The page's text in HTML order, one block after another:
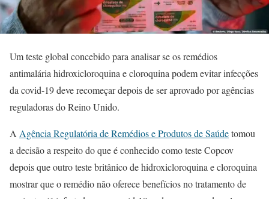
Um teste global concebido para analisar se os remédios
antimalária hidroxicloroquina e cloroquina podem evitar infecções
da covid-19 deve recomeçar depois de ser aprovado por agências
reguladoras do Reino Unido.
A Agência Regulatória de Remédios e Produtos de Saúdetomou
a decisão a respeito do que é conhecido como teste Copcov
depois que outro teste britânico de hidroxicloroquina e cloroquina
mostrar que o remédio não oferece benefícios no tratamento de